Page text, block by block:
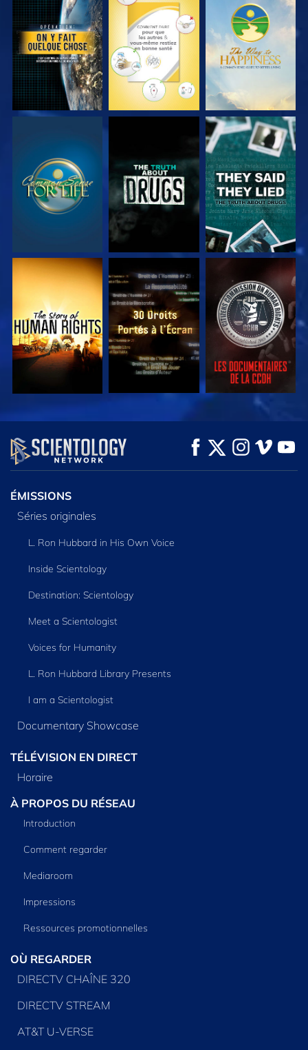
REGARDER REGARDER REGARDER
REGARDER REGARDER REGARDER
REGARDER REGARDER REGARDER
REGARDER REGARDER
DÉCOUVRIR LES
SÉRIES
ÉMISSIONS
Séries originales
L. Ron Hubbard in His Own Voice
Inside Scientology
Destination: Scientology
Meet a Scientologist
Voices for Humanity
L. Ron Hubbard Library Presents
I am a Scientologist
Documentary Showcase
TÉLÉVISION EN DIRECT
Horaire
À PROPOS DU RÉSEAU
Introduction
Comment regarder
Mediaroom
Impressions
Ressources promotionnelles
OÙ REGARDER
DIRECTV CHAÎNE 320
DIRECTV STREAM
AT&T U-VERSE